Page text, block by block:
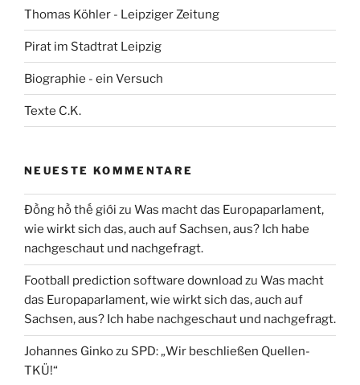
Thomas Köhler - Leipziger Zeitung
Pirat im Stadtrat Leipzig
Biographie - ein Versuch
Texte C.K.
NEUESTE KOMMENTARE
Đồng hồ thế giới zu Was macht das Europaparlament,
wie wirkt sich das, auch auf Sachsen, aus? Ich habe
nachgeschaut und nachgefragt.
Football prediction software download zu Was macht
das Europaparlament, wie wirkt sich das, auch auf
Sachsen, aus? Ich habe nachgeschaut und nachgefragt.
Johannes Ginkozu SPD: „Wir beschließen Quellen-
TKÜ!“